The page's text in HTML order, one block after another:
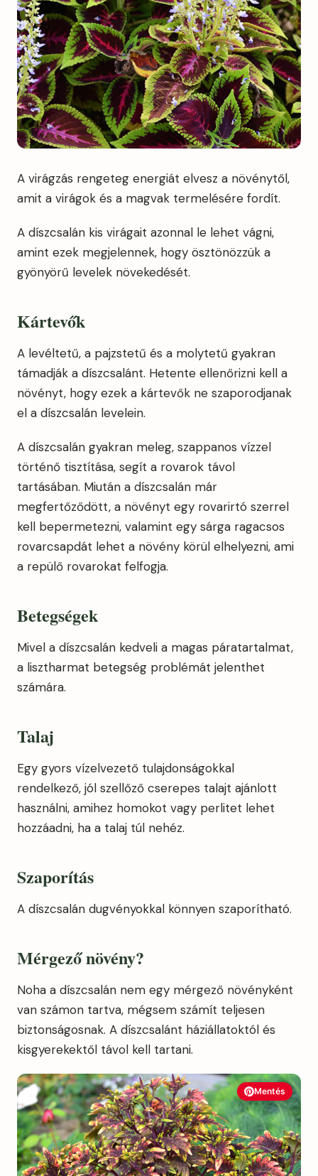
A virágzás rengeteg energiát elvesz a növénytől,
amit a virágok és a magvak termelésére fordít.
A díszcsalán kis virágait azonnal le lehet vágni,
amint ezek megjelennek, hogy ösztönözzük a
gyönyörű levelek növekedését.
Kártevők
A levéltetű, a pajzstetű és a molytetű gyakran
támadják a díszcsalánt. Hetente ellenőrizni kell a
növényt, hogy ezek a kártevők ne szaporodjanak
el a díszcsalán levelein.
A díszcsalán gyakran meleg, szappanos vízzel
történő tisztítása, segít a rovarok távol
tartásában. Miután a díszcsalán már
megfertőződött, a növényt egy rovarirtó szerrel
kell bepermetezni, valamint egy sárga ragacsos
rovarcsapdát lehet a növény körül elhelyezni, ami
a repülő rovarokat felfogja.
Betegségek
Mivel a díszcsalán kedveli a magas páratartalmat,
a lisztharmat betegség problémát jelenthet
számára.
Talaj
Egy gyors vízelvezető tulajdonságokkal
rendelkező, jól szellőző cserepes talajt ajánlott
használni, amihez homokot vagy perlitet lehet
hozzáadni, ha a talaj túl nehéz.
Szaporítás
A díszcsalán dugvényokkal könnyen szaporítható.
Mérgező növény?
Noha a díszcsalán nem egy mérgező növényként
van számon tartva, mégsem számít teljesen
biztonságosnak. A díszcsalánt háziállatoktól és
kisgyerekektől távol kell tartani.
Mentés